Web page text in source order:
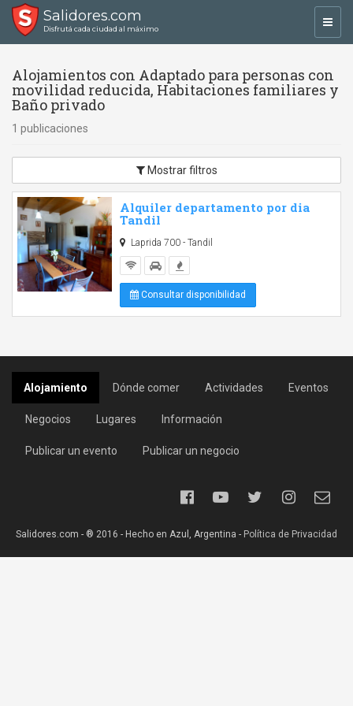
Salidores.com
Disfrutá cada ciudad al máximo
Alojamientos con Adaptado para personas con
movilidad reducida, Habitaciones familiares y
Baño privado
1 publicaciones
Mostrar filtros
Alquiler departamento por dia
Tandil
Laprida 700 - Tandil
Consultar disponibilidad
Alojamiento Dónde comer Actividades Eventos
Negocios Lugares Información
Publicar un evento Publicar un negocio
Salidores.com - ® 2016 - Hecho en Azul, Argentina - Política de Privacidad